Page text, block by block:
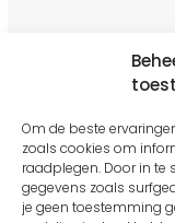
Om de beste
zoals cookies om
raadplegen. Door in te
gegevens zoals
je geen toestemming
POPUP
De Smidse 5
1969 NA Heemskerk
0251 – 33 83 33